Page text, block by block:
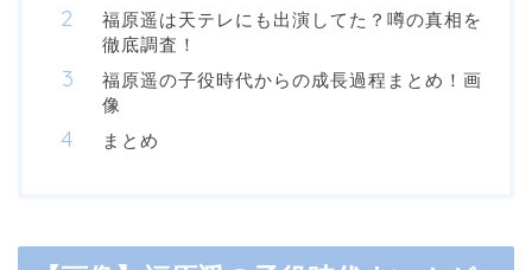
福原遥は天テレにも出演してた？噂の真相を
徹底調査！
福原遥の子役時代からの成長過程まとめ！画
像
まとめ